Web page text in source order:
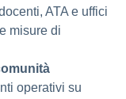
ATA e uffici
misure di
operativi su